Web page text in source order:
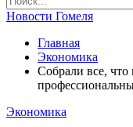
Новости Гомеля
Главная
Экономика
Собрали все, что
Экономика